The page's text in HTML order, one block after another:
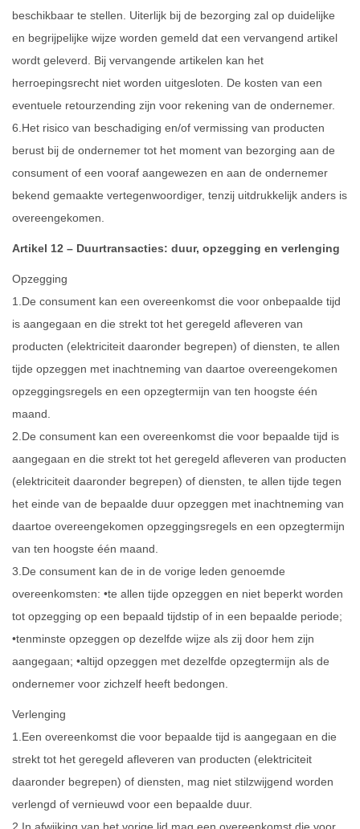
beschikbaar te stellen. Uiterlijk bij de bezorging zal op duidelijke
en begrijpelijke wijze worden gemeld dat een vervangend artikel
wordt geleverd. Bij vervangende artikelen kan het
herroepingsrecht niet worden uitgesloten. De kosten van een
eventuele retourzending zijn voor rekening van de ondernemer.
6.Het risico van beschadiging en/of vermissing van producten
berust bij de ondernemer tot het moment van bezorging aan de
consument of een vooraf aangewezen en aan de ondernemer
bekend gemaakte vertegenwoordiger, tenzij uitdrukkelijk anders is
overeengekomen.
Artikel 12 – Duurtransacties: duur, opzegging en verlenging
Opzegging
1.De consument kan een overeenkomst die voor onbepaalde tijd
is aangegaan en die strekt tot het geregeld afleveren van
producten (elektriciteit daaronder begrepen) of diensten, te allen
tijde opzeggen met inachtneming van daartoe overeengekomen
opzeggingsregels en een opzegtermijn van ten hoogste één
maand.
2.De consument kan een overeenkomst die voor bepaalde tijd is
aangegaan en die strekt tot het geregeld afleveren van producten
(elektriciteit daaronder begrepen) of diensten, te allen tijde tegen
het einde van de bepaalde duur opzeggen met inachtneming van
daartoe overeengekomen opzeggingsregels en een opzegtermijn
van ten hoogste één maand.
3.De consument kan de in de vorige leden genoemde
overeenkomsten: •te allen tijde opzeggen en niet beperkt worden
tot opzegging op een bepaald tijdstip of in een bepaalde periode;
•tenminste opzeggen op dezelfde wijze als zij door hem zijn
aangegaan; •altijd opzeggen met dezelfde opzegtermijn als de
ondernemer voor zichzelf heeft bedongen.
Verlenging
1.Een overeenkomst die voor bepaalde tijd is aangegaan en die
strekt tot het geregeld afleveren van producten (elektriciteit
daaronder begrepen) of diensten, mag niet stilzwijgend worden
verlengd of vernieuwd voor een bepaalde duur.